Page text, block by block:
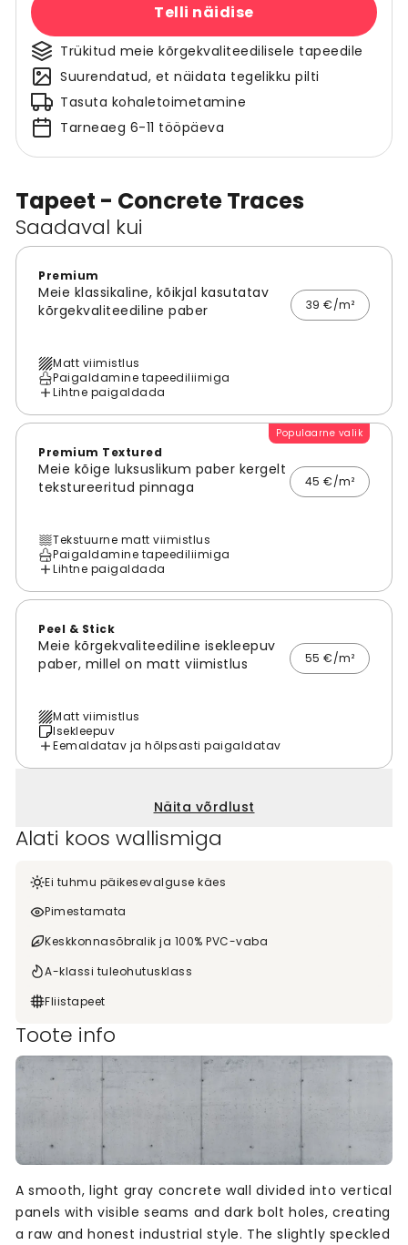
Tapeet - Concrete Traces
Saadaval kui
Premium
Meie klassikaline, kõikjal kasutatav
kõrgekvaliteediline paber
39 €/m²
Matt viimistlus
Paigaldamine tapeediliimiga
Lihtne paigaldada
Populaarne valik
Premium Textured
Meie kõige luksuslikum paber kergelt
tekstureeritud pinnaga
45 €/m²
Tekstuurne matt viimistlus
Paigaldamine tapeediliimiga
Lihtne paigaldada
Peel & Stick
Meie kõrgekvaliteediline isekleepuv
paber, millel on matt viimistlus
55 €/m²
Matt viimistlus
Isekleepuv
Eemaldatav ja hõlpsasti paigaldatav
Näita võrdlust
Alati koos wallismiga
Ei tuhmu päikesevalguse käes
Pimestamata
Keskkonnasõbralik ja 100% PVC-vaba
A-klassi tuleohutusklass
Fliistapeet
Toote info
A smooth, light gray concrete wall divided into vertical
panels with visible seams and dark bolt holes, creating
a raw and honest industrial style. The slightly speckled
Telli näidise
Trükitud meie kõrgekvaliteedilisele tapeedile
Suurendatud, et näidata tegelikku pilti
Tasuta kohaletoimetamine
Tarneaeg 6-11 tööpäeva